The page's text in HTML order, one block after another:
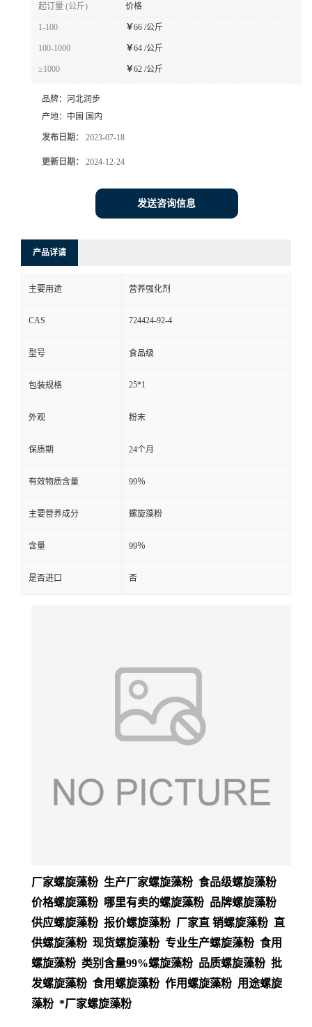
起订量 (公斤) 价格
1-100 ￥66 /公斤
100-1000 ￥64 /公斤
≥1000 ￥62 /公斤
品牌： 河北润步
产地： 中国 国内
发布日期： 2023-07-18
更新日期： 2024-12-24
发送咨询信息
产品详请
主要用途 营养强化剂
CAS 724424-92-4
型号 食品级
包装规格 25*1
外观 粉末
保质期 24个月
有效物质含量 99％
主要营养成分 螺旋藻粉
含量 99％
是否进口 否
厂家螺旋藻粉 生产厂家螺旋藻粉 食品级螺旋藻粉
价格螺旋藻粉 哪里有卖的螺旋藻粉 品牌螺旋藻粉
供应螺旋藻粉 报价螺旋藻粉 厂家直 销螺旋藻粉 直
供螺旋藻粉 现货螺旋藻粉 专业生产螺旋藻粉 食用
螺旋藻粉 类别含量99%螺旋藻粉 品质螺旋藻粉 批
发螺旋藻粉 食用螺旋藻粉 作用螺旋藻粉 用途螺旋
藻粉 *厂家螺旋藻粉